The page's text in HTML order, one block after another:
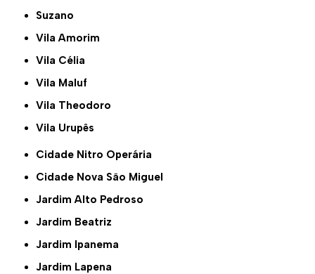
Suzano
Vila Amorim
Vila Célia
Vila Maluf
Vila Theodoro
Vila Urupês
Cidade Nitro Operária
Cidade Nova São Miguel
Jardim Alto Pedroso
Jardim Beatriz
Jardim Ipanema
Jardim Lapena